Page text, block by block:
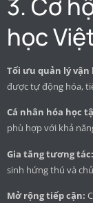
học
Tối ưu quản lý vận
được tự động hóa,
Cá nhân hóa học
phù hợp với khả
Gia tăng tương tác:
sinh hứng thú và
Mở rộng tiếp cận: